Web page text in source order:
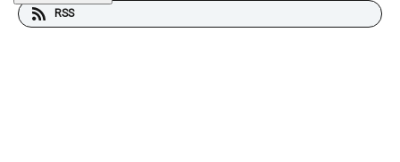
RSS